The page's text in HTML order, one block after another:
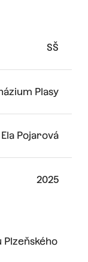
SŠ
Plasy
Ela Pojarová
2025